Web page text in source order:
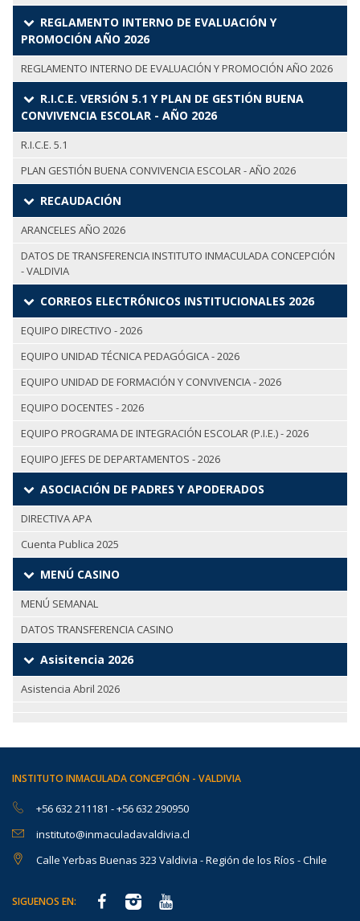
REGLAMENTO INTERNO DE EVALUACIÓN Y
PROMOCIÓN AÑO 2026
REGLAMENTO INTERNO DE EVALUACIÓN Y PROMOCIÓN AÑO 2026
R.I.C.E. VERSIÓN 5.1 Y PLAN DE GESTIÓN BUENA
CONVIVENCIA ESCOLAR - AÑO 2026
R.I.C.E. 5.1
PLAN GESTIÓN BUENA CONVIVENCIA ESCOLAR - AÑO 2026
RECAUDACIÓN
ARANCELES AÑO 2026
DATOS DE TRANSFERENCIA INSTITUTO INMACULADA CONCEPCIÓN
- VALDIVIA
CORREOS ELECTRÓNICOS INSTITUCIONALES 2026
EQUIPO DIRECTIVO - 2026
EQUIPO UNIDAD TÉCNICA PEDAGÓGICA - 2026
EQUIPO UNIDAD DE FORMACIÓN Y CONVIVENCIA - 2026
EQUIPO DOCENTES - 2026
EQUIPO PROGRAMA DE INTEGRACIÓN ESCOLAR (P.I.E.) - 2026
EQUIPO JEFES DE DEPARTAMENTOS - 2026
ASOCIACIÓN DE PADRES Y APODERADOS
DIRECTIVA APA
Cuenta Publica 2025
MENÚ CASINO
MENÚ SEMANAL
DATOS TRANSFERENCIA CASINO
Asisitencia 2026
Asistencia Abril 2026
INSTITUTO INMACULADA CONCEPCIÓN - VALDIVIA
+56 632 211181 -+56 632 290950
instituto@inmaculadavaldivia.cl
Calle Yerbas Buenas 323 Valdivia - Región de los Ríos - Chile
SIGUENOS EN: